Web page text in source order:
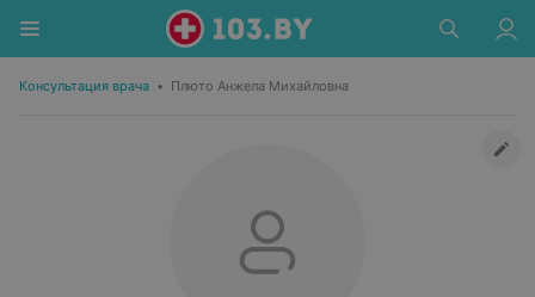
Консультация врача • Плюто Анжела Михайловна